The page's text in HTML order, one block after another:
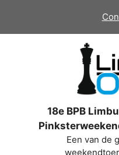
de
18e BPB
Een van de